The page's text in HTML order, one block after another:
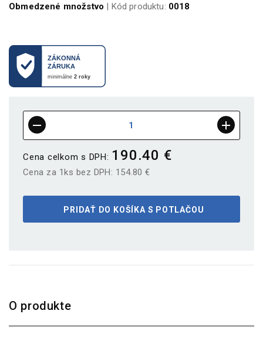
Obmedzené množstvo | Kód produktu: 0018
Cena celkom s DPH: 190.40 €
Cena za 1ks bez DPH: 154.80 €
PRIDAŤ DO KOŠÍKA S POTLAČOU
O produkte